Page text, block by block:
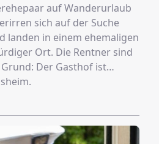
auf Wanderurlaub
sich auf der Suche
landen in einem ehemaligen
Ort. Die Rentner sind
Der Gasthof ist